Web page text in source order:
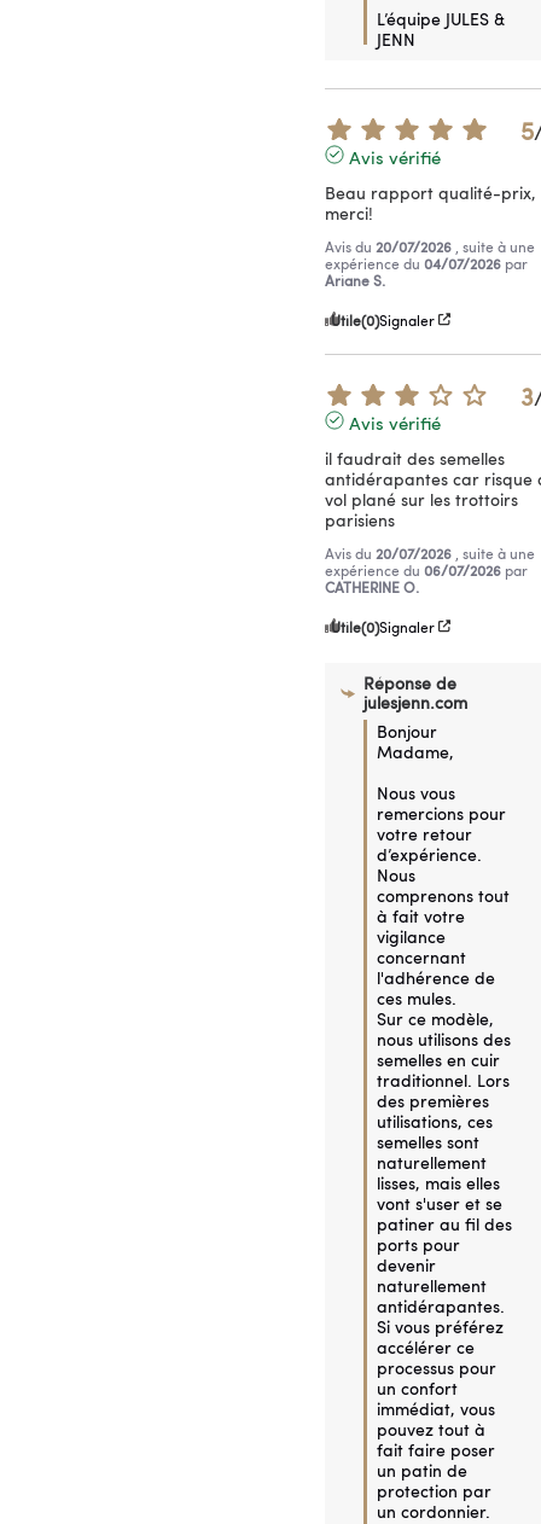
L’équipe JULES &
JENN
5
Avis vérifié
Beau rapport qualité-prix,
merci!
Avis du 20/07/2026 , suite à une
expérience du 04/07/2026 par
Ariane S.
Utile(0)Signaler
3
Avis vérifié
il faudrait des semelles
antidérapantes car risque
vol plané sur les trottoirs
parisiens
Avis du 20/07/2026 , suite à une
expérience du 06/07/2026 par
CATHERINE O.
Utile(0)Signaler
Réponse de
julesjenn.com
Bonjour
Madame,
Nous vous
remercions pour
votre retour
d’expérience.
Nous
comprenons tout
à fait votre
vigilance
concernant
l'adhérence de
ces mules.
Sur ce modèle,
nous utilisons des
semelles en cuir
traditionnel. Lors
des premières
utilisations, ces
semelles sont
naturellement
lisses, mais elles
vont s'user et se
patiner au fil des
ports pour
devenir
naturellement
antidérapantes.
Si vous préférez
accélérer ce
processus pour
un confort
immédiat, vous
pouvez tout à
fait faire poser
un patin de
protection par
un cordonnier.